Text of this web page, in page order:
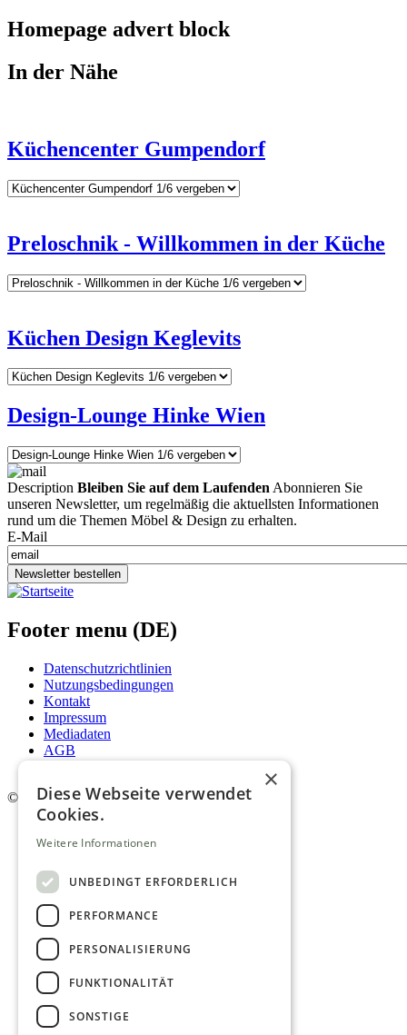
Homepage advert block
In der Nähe
Küchencenter Gumpendorf
Preloschnik - Willkommen in der Küche
Küchen Design Keglevits
Design-Lounge Hinke Wien
Description Bleiben Sie auf dem Laufenden Abonnieren Sie
unseren Newsletter, um regelmäßig die aktuellsten Informationen
rund um die Themen Möbel & Design zu erhalten.
E-Mail
Newsletter bestellen
Footer menu (DE)
Datenschutzrichtlinien
Nutzungsbedingungen
Kontakt
Impressum
Mediadaten
AGB
© 2026. Alle Rechte vorbehalten.
×
Diese Webseite verwendet
Cookies.
Weitere Informationen
UNBEDINGT ERFORDERLICH
PERFORMANCE
PERSONALISIERUNG
FUNKTIONALITÄT
SONSTIGE